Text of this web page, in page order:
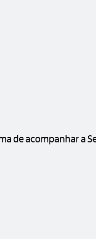
de acompanhar a